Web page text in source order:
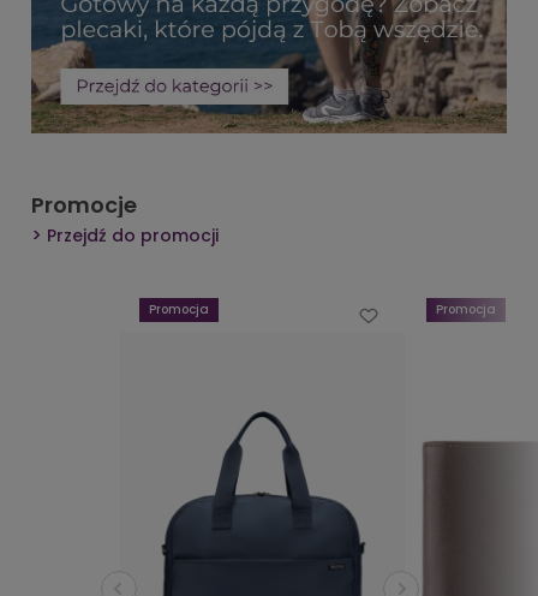
Promocje
Przejdź do promocji
Promocja Promocja